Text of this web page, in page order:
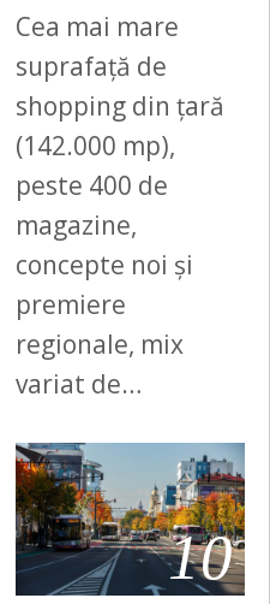
Cea mai mare
suprafață de
shopping din țară
(142.000 mp),
peste 400 de
magazine,
concepte noi și
premiere
regionale, mix
variat de…
10